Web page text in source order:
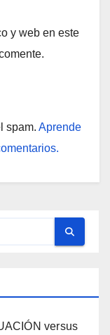
y web en este
spam. Aprende
versus